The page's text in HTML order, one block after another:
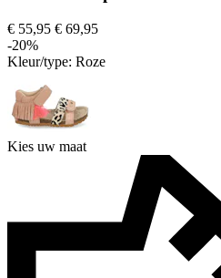
€ 55,95 € 69,95
-20%
Kleur/type: Roze
Kies uw maat